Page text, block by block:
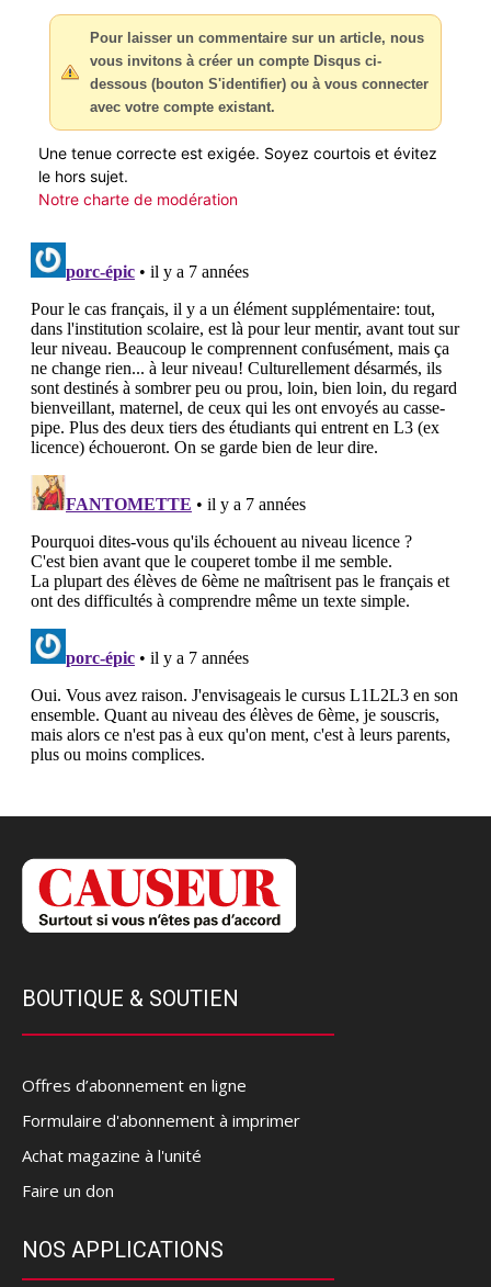
Pour laisser un commentaire sur un article, nous
vous invitons à créer un compte Disqus ci-
dessous (bouton S'identifier) ou à vous connecter
avec votre compte existant.
Une tenue correcte est exigée. Soyez courtois et évitez
le hors sujet.
Notre charte de modération
BOUTIQUE & SOUTIEN
Offres d’abonnement en ligne
Formulaire d'abonnement à imprimer
Achat magazine à l'unité
Faire un don
NOS APPLICATIONS